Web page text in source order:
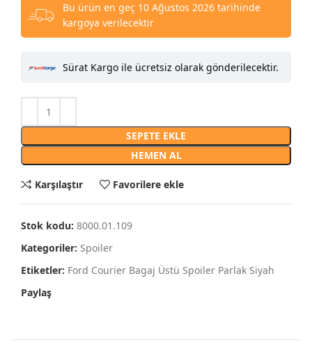
Bu ürün en geç 10 Ağustos 2026 tarihinde
kargoya verilecektir
Sürat Kargo ile ücretsiz olarak gönderilecektir.
SEPETE EKLE
HEMEN AL
Karşılaştır Favorilere ekle
Stok kodu: 8000.01.109
Kategoriler: Spoiler
Etiketler: Ford Courier Bagaj Üstü Spoiler Parlak Siyah
Paylaş